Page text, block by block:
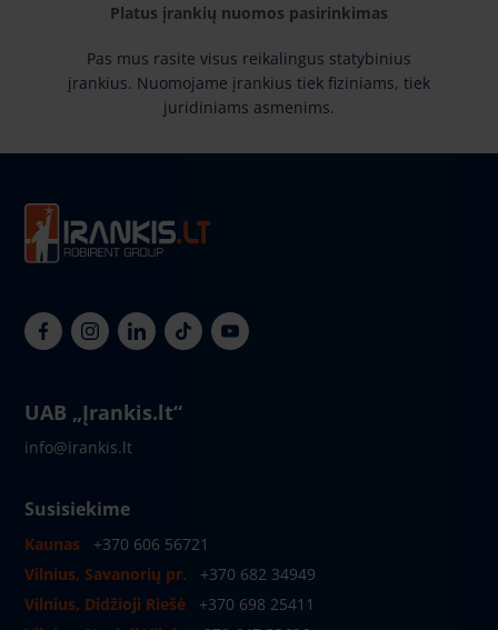
Platus įrankių nuomos pasirinkimas
Pas mus rasite visus reikalingus statybinius
įrankius. Nuomojame įrankius tiek fiziniams, tiek
juridiniams asmenims.
UAB „Įrankis.lt“
info@irankis.lt
Susisiekime
Kaunas
+370 606 56721
Vilnius, Savanorių pr.
+370 682 34949
Vilnius, Didžioji Riešė
+370 698 25411